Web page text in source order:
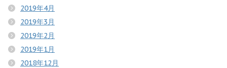
2019年4月
2019年3月
2019年2月
2019年1月
2018年12月